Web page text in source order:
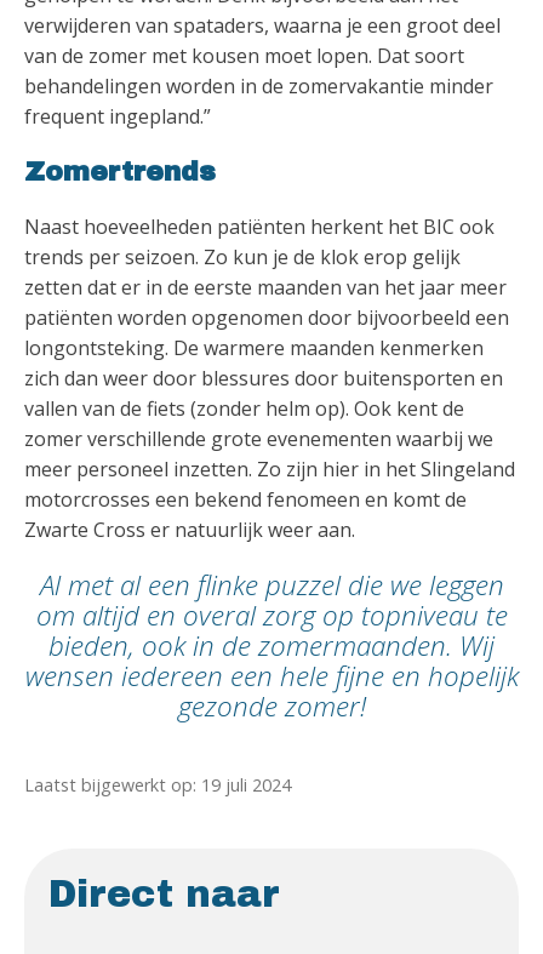
verwijderen van spataders, waarna je een groot deel
van de zomer met kousen moet lopen. Dat soort
behandelingen worden in de zomervakantie minder
frequent ingepland.”
Zomertrends
Naast hoeveelheden patiënten herkent het BIC ook
trends per seizoen. Zo kun je de klok erop gelijk
zetten dat er in de eerste maanden van het jaar meer
patiënten worden opgenomen door bijvoorbeeld een
longontsteking. De warmere maanden kenmerken
zich dan weer door blessures door buitensporten en
vallen van de fiets (zonder helm op). Ook kent de
zomer verschillende grote evenementen waarbij we
meer personeel inzetten. Zo zijn hier in het Slingeland
motorcrosses een bekend fenomeen en komt de
Zwarte Cross er natuurlijk weer aan.
Al met al een flinke puzzel die we leggen
om altijd en overal zorg op topniveau te
bieden, ook in de zomermaanden. Wij
wensen iedereen een hele fijne en hopelijk
gezonde zomer!
Laatst bijgewerkt op: 19 juli 2024
Direct naar